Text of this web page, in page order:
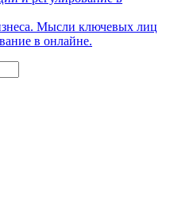
Мысли ключевых лиц
в онлайне.